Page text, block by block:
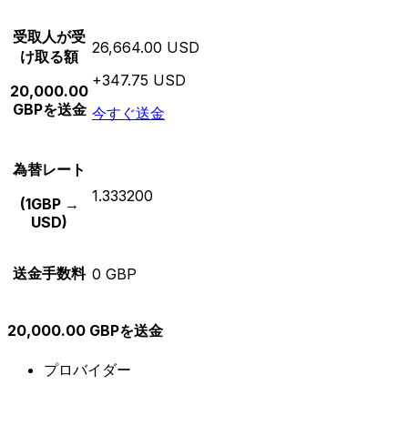
受取人が受
け取る額
20,000.00
GBPを送金
26,664.00 USD
+347.75 USD
今すぐ送金
為替レート
(1GBP →
USD)
1.333200
送金手数料 0 GBP
20,000.00 GBPを送金
プロバイダー